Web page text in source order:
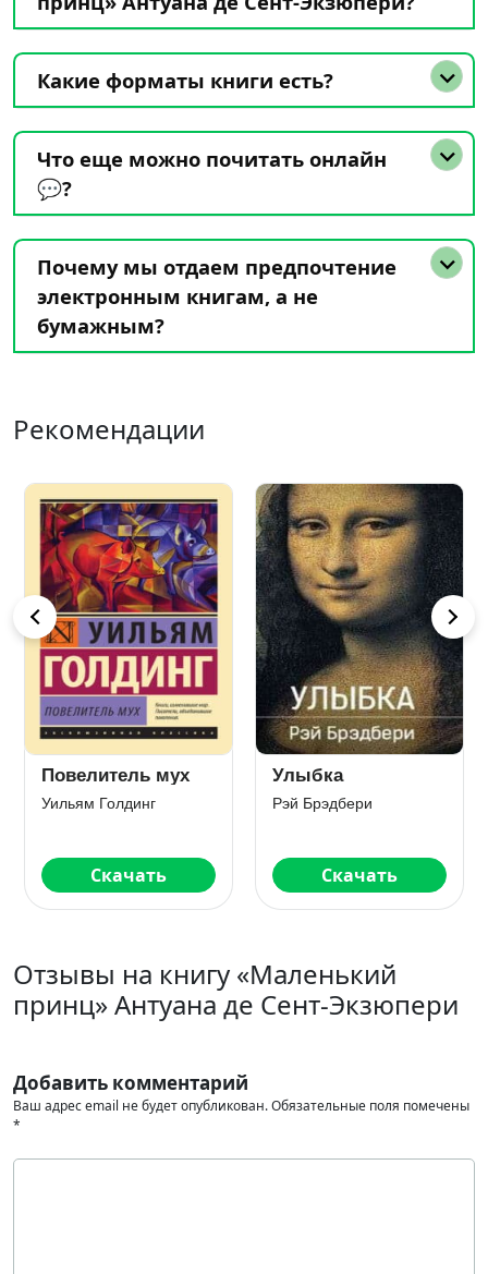
Какие форматы книги есть?
Что еще можно почитать онлайн
💬?
Почему мы отдаем предпочтение
электронным книгам, а не
бумажным?
Рекомендации
Повелитель мух
Уильям Голдинг
Скачать
Улыбка
Рэй Брэдбери
Скачать
Отзывы на книгу «Маленький
принц» Антуана де Сент-Экзюпери
Добавить комментарий
Ваш адрес email не будет опубликован.Обязательные поля помечены
*